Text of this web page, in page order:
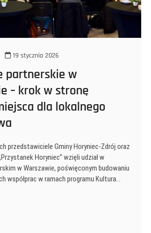
19 stycznia 2026
partnerskie w
– krok w stronę
dla lokalnego
przedstawiciele Gminy Horyniec-Zdrój oraz
Horyniec” wzięli udział w
w Warszawie, poświęconym budowaniu
współprac w ramach programu Kultura…